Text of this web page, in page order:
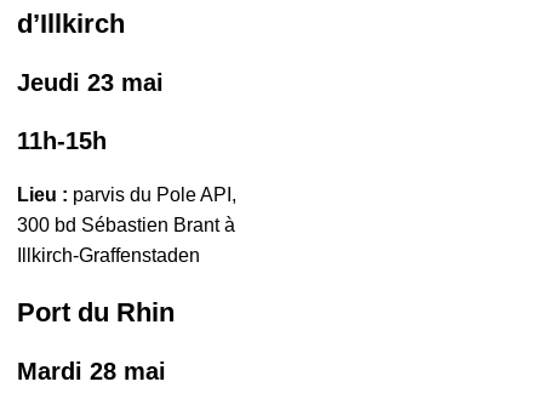
d’Illkirch
Jeudi 23 mai
11h-15h
Lieu : parvis du Pole API,
300 bd Sébastien Brant à
Illkirch-Graffenstaden
Port du Rhin
Mardi 28 mai